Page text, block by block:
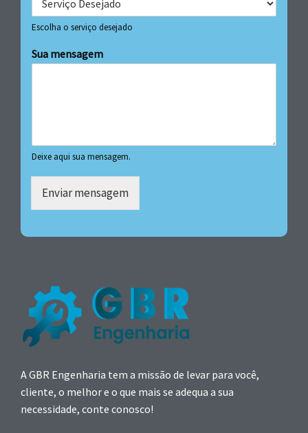
Escolha o serviço desejado
Sua mensagem
Deixe aqui sua mensagem.
Enviar mensagem
A GBR Engenharia tem a missão de levar para você,
cliente, o melhor e o que mais se adequa a sua
necessidade, conte conosco!